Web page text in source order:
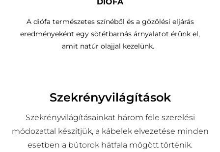
A diófa természetes színéből és a gőzölési eljárás
eredményeként egy sötétbarnás árnyalatot érünk el,
amit natúr olajjal kezelünk.
Szekrényvilágítások
Szekrényvilágításainkat három féle szerelési
módozattal készítjük, a kábelek elvezetése minden
esetben a bútorok hátfala mögött történik.